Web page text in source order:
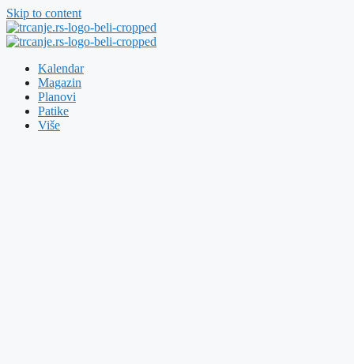
Skip to content
Kalendar
Magazin
Planovi
Patike
Više